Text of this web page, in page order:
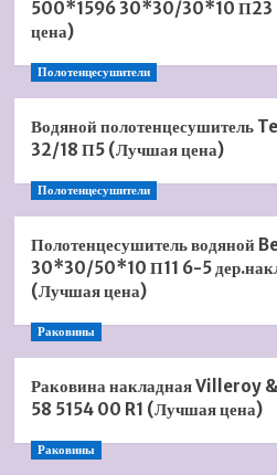
500*1596 30*30/30*10
цена)
Полотенцесушители
Водяной полотенцесушитель
32/18 П5 (Лучшая цена)
Полотенцесушители
Полотенцесушитель водяной
30*30/50*10 П11 6-5
(Лучшая цена)
Раковины
Раковина накладная Villeroy
58 5154 00 R1 (Лучшая цена)
Раковины